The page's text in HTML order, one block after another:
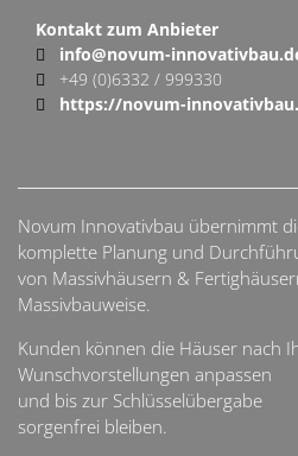
Kontakt zum Anbieter
info@novum-
+49 (0)6332 / 999330
https://novum-
Novum Innovativbau übernimmt
komplette Planung und
von Massivhäusern &
Massivbauweise.
Kunden können die Häuser nach
Wunschvorstellungen anpassen
und bis zur Schlüsselübergabe
sorgenfrei bleiben.